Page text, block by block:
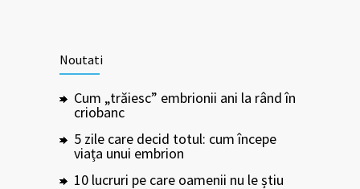
Noutati
Cum „trăiesc” embrionii ani la rând în
criobanc
5 zile care decid totul: cum începe
viața unui embrion
10 lucruri pe care oamenii nu le știu